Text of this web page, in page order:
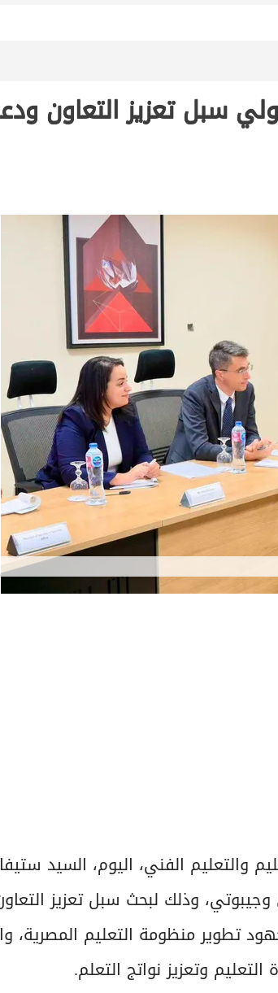
سبل تعزيز التعاون
والتعليم الفني، اليوم، السيد
وجيبوتي، وذلك لبحث سبل تعزيز
تطوير منظومة التعليم المصرية،
وتعزيز نواتج التعلم.